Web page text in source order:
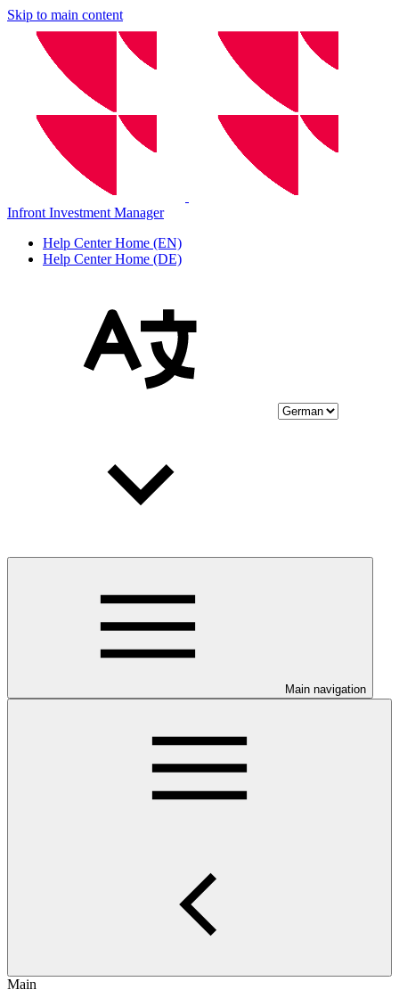
Skip to main content
Infront Investment Manager
Help Center Home (EN)
Help Center Home (DE)
Main navigation
Main